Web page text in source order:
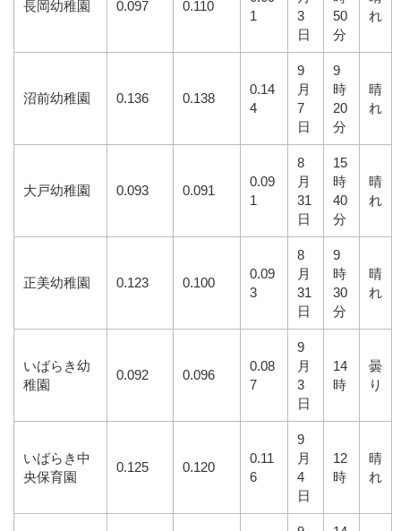
長岡幼稚園 0.097 0.110
1
3
日
50
分
れ
沼前幼稚園 0.136 0.138
0.14
4
9
月
7
日
9
時
20
分
晴
れ
大戸幼稚園 0.093 0.091
0.09
1
8
月
31
日
15
時
40
分
晴
れ
正美幼稚園 0.123 0.100
0.09
3
8
月
31
日
9
時
30
分
晴
れ
いばらき幼
稚園
0.092 0.096
0.08
7
9
月
3
日
14
時
曇
り
いばらき中
央保育園
0.125 0.120
0.11
6
9
月
4
日
12
時
晴
れ